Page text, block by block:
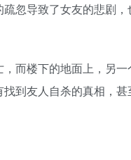
忽导致了女友的悲剧
而楼下的地面上，另
到友人自杀的真相，